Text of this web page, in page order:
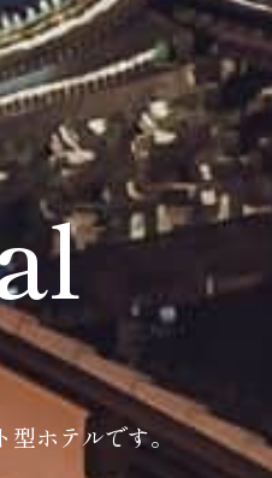
型ホテルです。